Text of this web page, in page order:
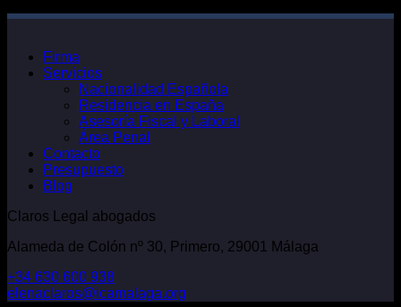
Firma
Servicios
Nacionalidad Española
Residencia en España
Asesoría Fiscal y Laboral
Área Penal
Contacto
Presupuesto
Blog
Claros Legal abogados
Alameda de Colón nº 30, Primero, 29001 Málaga
+34 630 600 938
elenaclaros@icamalaga.org